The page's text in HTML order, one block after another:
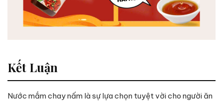
Kết Luận
Nước mắm chay nấm là sự lựa chọn tuyệt vời cho người ăn